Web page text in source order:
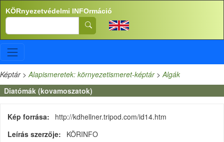
Ugrás a tartalomra
KÖRnyezetvédelmi INFOrmáció
Search
Képtár>Alapismeretek: környezetismeret-képtár>Algák
Diatómák (kovamoszatok)
Kép forrása
http://kdhellner.tripod.com/id14.htm
Leírás szerzője
KÖRINFO